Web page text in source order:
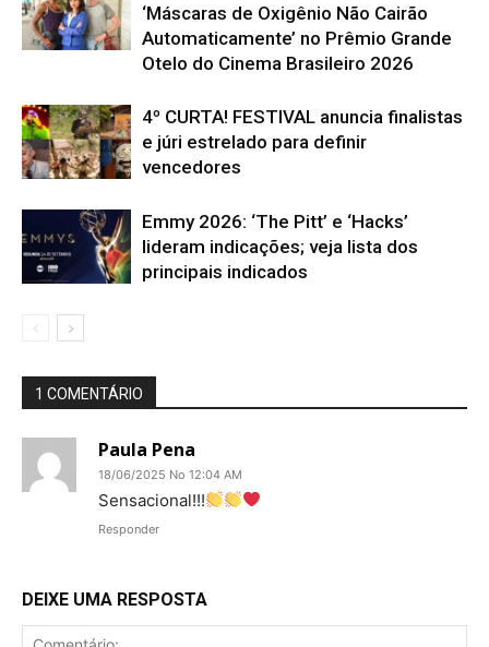
‘Máscaras de Oxigênio Não Cairão
Automaticamente’ no Prêmio Grande
Otelo do Cinema Brasileiro 2026
4º CURTA! FESTIVAL anuncia finalistas
e júri estrelado para definir
vencedores
Emmy 2026: ‘The Pitt’ e ‘Hacks’
lideram indicações; veja lista dos
principais indicados
1 COMENTÁRIO
Paula Pena
18/06/2025 No 12:04 AM
Sensacional!!!
Responder
DEIXE UMA RESPOSTA